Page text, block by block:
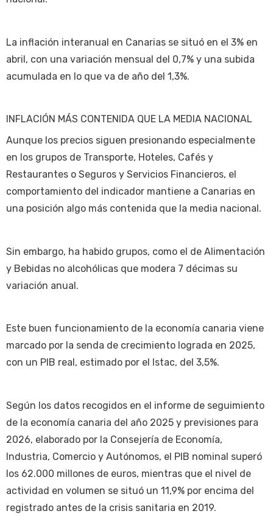
La inflación interanual en Canarias se situó en el 3% en
abril, con una variación mensual del 0,7% y una subida
acumulada en lo que va de año del 1,3%.
INFLACIÓN MÁS CONTENIDA QUE LA MEDIA NACIONAL
Aunque los precios siguen presionando especialmente
en los grupos de Transporte, Hoteles, Cafés y
Restaurantes o Seguros y Servicios Financieros, el
comportamiento del indicador mantiene a Canarias en
una posición algo más contenida que la media nacional.
Sin embargo, ha habido grupos, como el de Alimentación
y Bebidas no alcohólicas que modera 7 décimas su
variación anual.
Este buen funcionamiento de la economía canaria viene
marcado por la senda de crecimiento lograda en 2025,
con un PIB real, estimado por el Istac, del 3,5%.
Según los datos recogidos en el informe de seguimiento
de la economía canaria del año 2025 y previsiones para
2026, elaborado por la Consejería de Economía,
Industria, Comercio y Autónomos, el PIB nominal superó
los 62.000 millones de euros, mientras que el nivel de
actividad en volumen se situó un 11,9% por encima del
registrado antes de la crisis sanitaria en 2019.